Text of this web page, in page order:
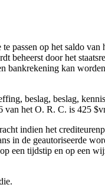
passen op het saldo
door het
bankrekening kan
beslag, beslag,
van het O. R. C. is 425
indien het
in de geautoriseerde
een tijdstip en op een